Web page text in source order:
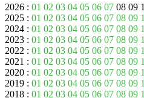
2026 : 01 02 03 04 05 06 07 08 09
2025 : 01 02 03 04 05 06 07 08 09
2024 : 01 02 03 04 05 06 07 08 09
2023 : 01 02 03 04 05 06 07 08 09
2022 : 01 02 03 04 05 06 07 08 09
2021 : 01 02 03 04 05 06 07 08 09
2020 : 01 02 03 04 05 06 07 08 09
2019 : 01 02 03 04 05 06 07 08 09
2018 : 01 02 03 04 05 06 07 08 09